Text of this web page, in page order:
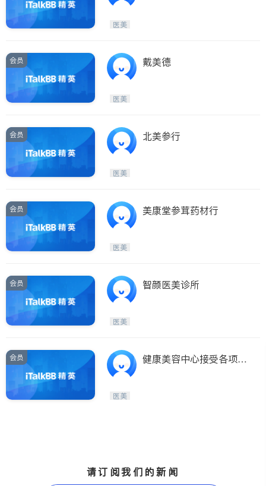
医美
会员 戴美德
医美
会员 北美参行
医美
会员 美康堂参茸药材行
医美
会员 智颜医美诊所
医美
会员
健康美容中心接受各项保
医美
请订阅我们的新闻